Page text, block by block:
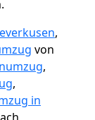
,
von
,
,
in